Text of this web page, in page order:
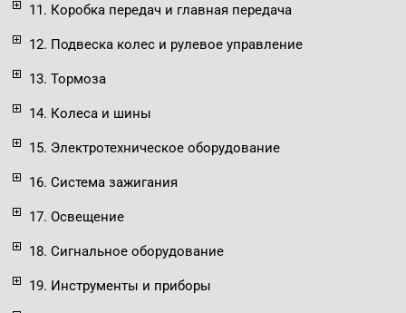
11. Коробка передач и главная передача
12. Подвеска колес и рулевое управление
13. Тормоза
14. Колеса и шины
15. Электротехническое оборудование
16. Система зажигания
17. Освещение
18. Сигнальное оборудование
19. Инструменты и приборы